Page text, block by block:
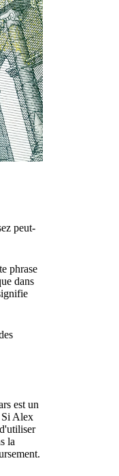
peut-
phrase
dans
est un
Si Alex
la